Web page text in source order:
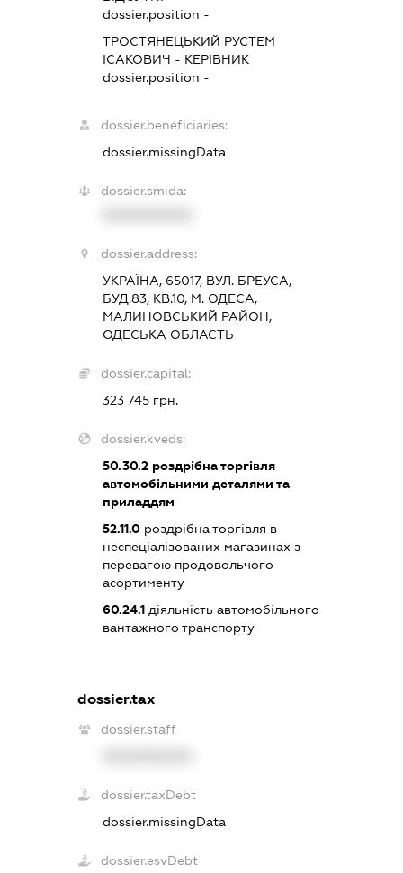
dossier.position -
ТРОСТЯНЕЦЬКИЙ РУСТЕМ
ІСАКОВИЧ - КЕРІВНИК
dossier.position -
dossier.beneficiaries:
dossier.missingData
dossier.smida:
dossier.address:
УКРАЇНА, 65017, ВУЛ. БРЕУСА,
БУД.83, КВ.10, М. ОДЕСА,
МАЛИНОВСЬКИЙ РАЙОН,
ОДЕСЬКА ОБЛАСТЬ
dossier.capital:
323 745 грн.
dossier.kveds:
50.30.2роздрібна торгівля
автомобільними деталями та
приладдям
52.11.0роздрібна торгівля в
неспеціалізованих магазинах з
перевагою продовольчого
асортименту
60.24.1діяльність автомобільного
вантажного транспорту
dossier.tax
dossier.staff
dossier.taxDebt
dossier.missingData
dossier.esvDebt